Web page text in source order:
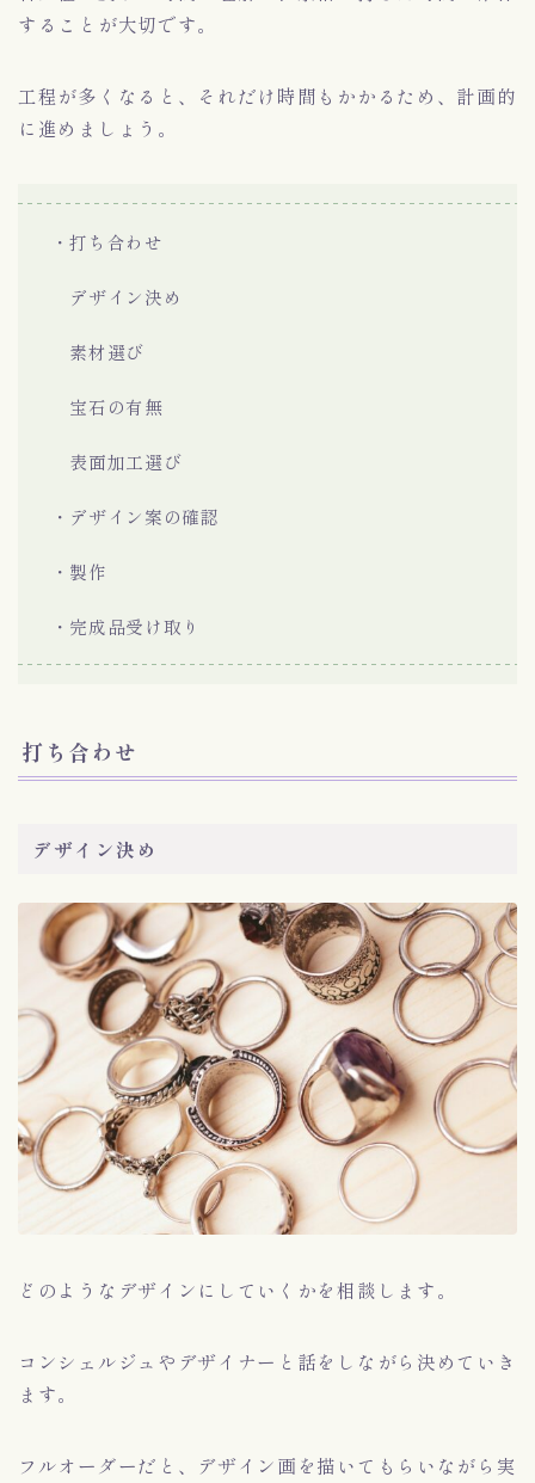
することが大切です。
工程が多くなると、それだけ時間もかかるため、計画的
に進めましょう。
・打ち合わせ
デザイン決め
素材選び
宝石の有無
表面加工選び
・デザイン案の確認
・製作
・完成品受け取り
打ち合わせ
デザイン決め
どのようなデザインにしていくかを相談します。
コンシェルジュやデザイナーと話をしながら決めていき
ます。
フルオーダーだと、デザイン画を描いてもらいながら実